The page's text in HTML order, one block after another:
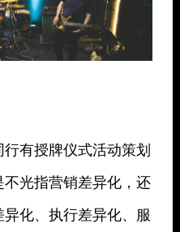
有授牌仪式活动策划
不光指营销差异化，还
化、执行差异化、服